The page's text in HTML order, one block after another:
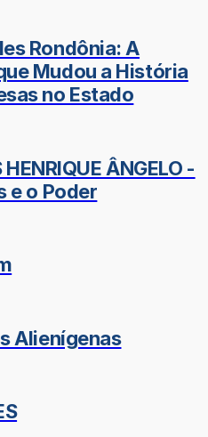
Rondônia: A
Mudou a História
no Estado
ÂNGELO -
e o Poder
Alienígenas